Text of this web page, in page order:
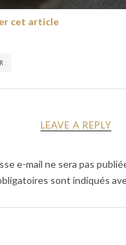
cet article
LEAVE A REPLY
e-mail ne sera pas
sont indiqués